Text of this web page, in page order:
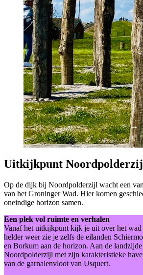
Uitkijkpunt
Op de dijk bij Noordpolderzijl wacht een
van het Groninger Wad. Hier komen
oneindige horizon samen.
Een plek vol ruimte en verhalen
Vanaf het uitkijkpunt kijk je uit over het
helder weer zie je zelfs de eilanden
en Borkum aan de horizon. Aan de
Noordpolderzijl met zijn karakteristieke
van de garnalenvloot van Usquert.